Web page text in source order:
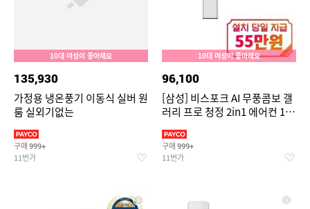
10대 여성이 좋아해요
135,930
가정용 냉온풍기 이동식 실버 원
룸 실외기없는
구매 999+
11번가
10대 여성이 좋아해요
96,100
[삼성] 비스포크 AI 무풍콤보 갤
러리 프로 청정 2in1 에어컨 17
센셜 화이트) /
AF90H17D35WRS
구매 999+
11번가